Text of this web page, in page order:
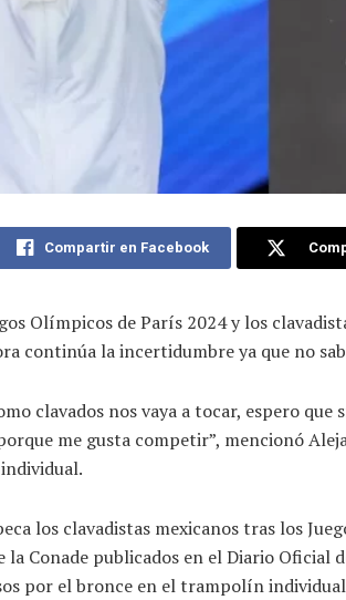
Compartir en Facebook
Olímpicos de París 2024 y los
continúa la incertidumbre ya que no
clavados nos vaya a tocar, espero
me gusta competir”, mencionó
los clavadistas mexicanos tras los
la Conade publicados en el Diario Oficial
por el bronce en el trampolín